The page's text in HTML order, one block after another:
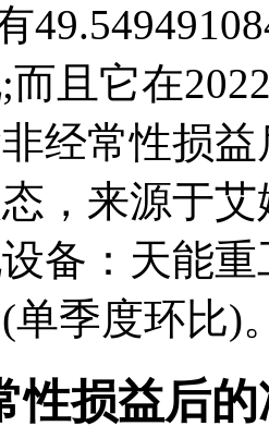
且它在
经常性损
，来源于
备：天能
单季度环比)
性损益后